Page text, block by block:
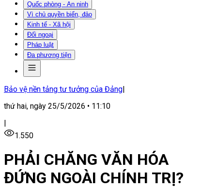
Quốc phòng - An ninh
Vì chủ quyền biển, đảo
Kinh tế - Xã hội
Đối ngoại
Pháp luật
Đa phương tiện
Bảo vệ nền tảng tư tưởng của Đảng|
thứ hai, ngày 25/5/2026 • 11:10
|
1.550
PHẢI CHĂNG VĂN HÓA
ĐỨNG NGOÀI CHÍNH TRỊ?